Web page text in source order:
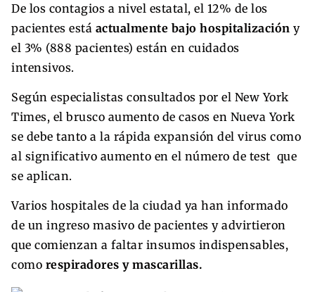
De los contagios a nivel estatal, el 12% de los
pacientes está actualmente bajo hospitalización y
el 3% (888 pacientes) están en cuidados
intensivos.
Según especialistas consultados por el New York
Times, el brusco aumento de casos en Nueva York
se debe tanto a la rápida expansión del virus como
al significativo aumento en el número de test que
se aplican.
Varios hospitales de la ciudad ya han informado
de un ingreso masivo de pacientes y advirtieron
que comienzan a faltar insumos indispensables,
como respiradores y mascarillas.